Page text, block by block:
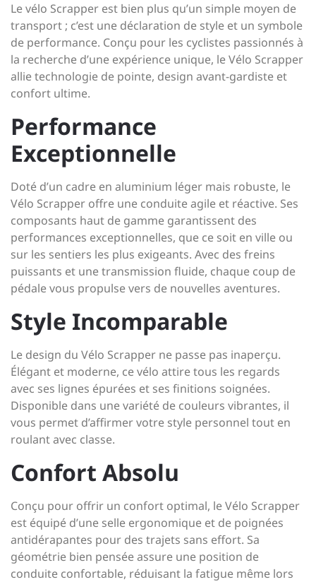
Le vélo Scrapper est bien plus qu’un simple moyen de
transport ; c’est une déclaration de style et un symbole
de performance. Conçu pour les cyclistes passionnés à
la recherche d’une expérience unique, le Vélo Scrapper
allie technologie de pointe, design avant-gardiste et
confort ultime.
Performance
Exceptionnelle
Doté d’un cadre en aluminium léger mais robuste, le
Vélo Scrapper offre une conduite agile et réactive. Ses
composants haut de gamme garantissent des
performances exceptionnelles, que ce soit en ville ou
sur les sentiers les plus exigeants. Avec des freins
puissants et une transmission fluide, chaque coup de
pédale vous propulse vers de nouvelles aventures.
Style Incomparable
Le design du Vélo Scrapper ne passe pas inaperçu.
Élégant et moderne, ce vélo attire tous les regards
avec ses lignes épurées et ses finitions soignées.
Disponible dans une variété de couleurs vibrantes, il
vous permet d’affirmer votre style personnel tout en
roulant avec classe.
Confort Absolu
Conçu pour offrir un confort optimal, le Vélo Scrapper
est équipé d’une selle ergonomique et de poignées
antidérapantes pour des trajets sans effort. Sa
géométrie bien pensée assure une position de
conduite confortable, réduisant la fatigue même lors